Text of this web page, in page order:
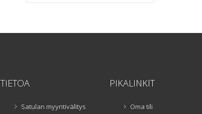
TIETOA
Satulan myyntivälitys
PIKALINKIT
Oma tili